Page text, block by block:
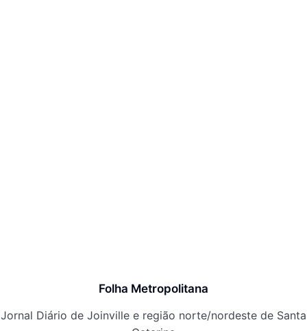
Folha Metropolitana
Jornal Diário de Joinville e região norte/nordeste de Santa